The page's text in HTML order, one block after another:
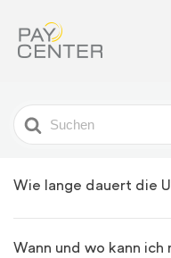
Search
For
Wie lange dauert die
Wann und wo kann ich